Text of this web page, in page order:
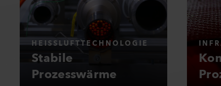
HEISSLUFTTECHNOLOGIE
Stabile
Prozesswärme